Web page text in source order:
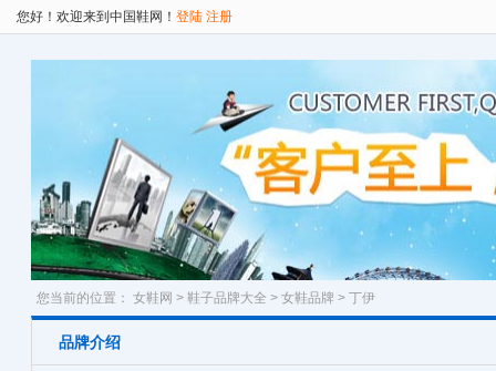
您好！欢迎来到中国鞋网！ 登陆 注册
您当前的位置： 女鞋网 > 鞋子品牌大全 > 女鞋品牌 > 丁伊
品牌介绍